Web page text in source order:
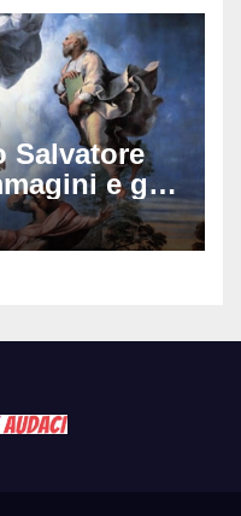
Salvatore
e gif